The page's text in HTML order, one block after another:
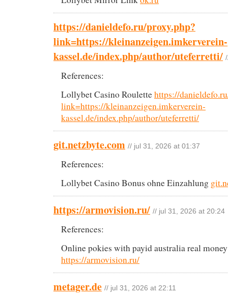
https://danieldefo.ru/proxy.php?
link=https://kleinanzeigen.imkerverein-
kassel.de/index.php/author/uteferretti/
References:
Lollybet Casino Roulettehttps://
link=https://kleinanzeigen.imkerverein-
kassel.de/index.php/author/uteferretti/
git.netzbyte.com // jul 31, 2026 at 01:37
References:
Lollybet Casino Bonus ohne Einzahlung
https://armovision.ru/ // jul 31, 2026 at 20:24
References:
Online pokies with payid australia real money
https://armovision.ru/
metager.de // jul 31, 2026 at 22:11